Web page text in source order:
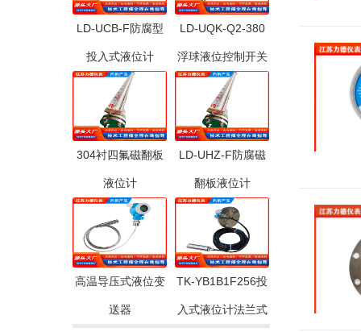
LD-UCB-F防腐型
投入式液位计
LD-UQK-Q2-380
浮球液位控制开关
304衬四氟磁翻板
液位计
LD-UHZ-F防腐磁
翻板液位计
高温导压式液位变
送器
TK-YB1B1F256投
入式液位计法兰式